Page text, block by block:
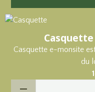
Casquette e-monsite
du